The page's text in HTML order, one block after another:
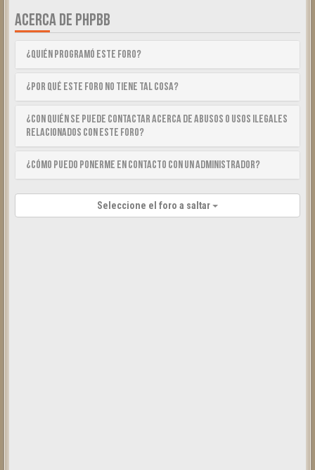
ACERCA DE PHPBB
¿Quién programó este foro?
¿Por qué este foro no tiene tal cosa?
¿Con quién se puede contactar acerca de abusos o usos ilegales
relacionados con este foro?
¿Cómo puedo ponerme en contacto con un Administrador?
Seleccione el foro a saltar